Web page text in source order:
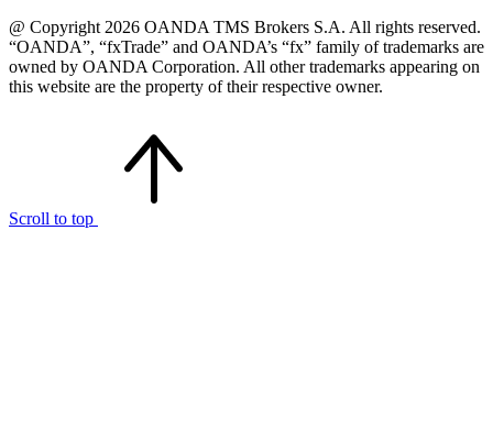
@ Copyright 2026 OANDA TMS Brokers S.A. All rights reserved.
“OANDA”, “fxTrade” and OANDA’s “fx” family of trademarks are
owned by OANDA Corporation. All other trademarks appearing on
this website are the property of their respective owner.
Scroll to top